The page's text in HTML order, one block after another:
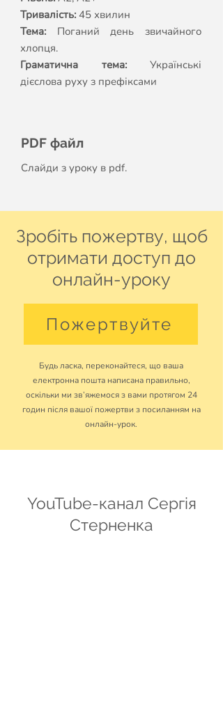
Тривалість: 45 хвилин
Тема: Поганий день звичайного
хлопця.
Граматична тема:Українські
дієслова руху з префіксами
PDF файл
Слайди з уроку в pdf.
Зробіть пожертву, щоб
отримати доступ до
онлайн-уроку
Пожертвуйте
Будь ласка, переконайтеся, що ваша
електронна пошта написана правильно,
оскільки ми зв’яжемося з вами протягом 24
годин після вашої пожертви з посиланням на
онлайн-урок.
YouTube-канал Сергія
Стерненка